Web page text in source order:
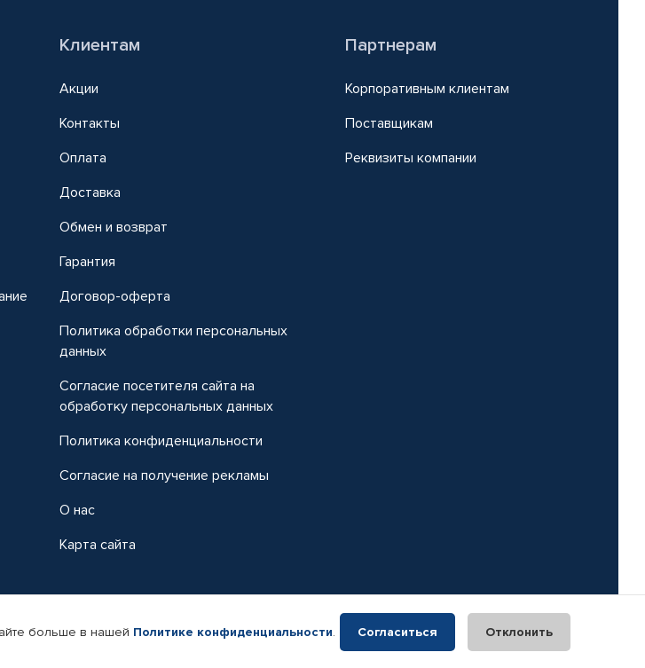
Клиентам
Акции
Контакты
Оплата
Доставка
Обмен и возврат
Гарантия
Договор-оферта
Политика обработки персональных
данных
Согласие посетителя сайта на
обработку персональных данных
Политика конфиденциальности
Согласие на получение рекламы
О нас
Карта сайта
Партнерам
Корпоративным клиентам
Поставщикам
Реквизиты компании
Автопрофи.
больше в нашей Политике конфиденциальности. Согласиться Отклонить